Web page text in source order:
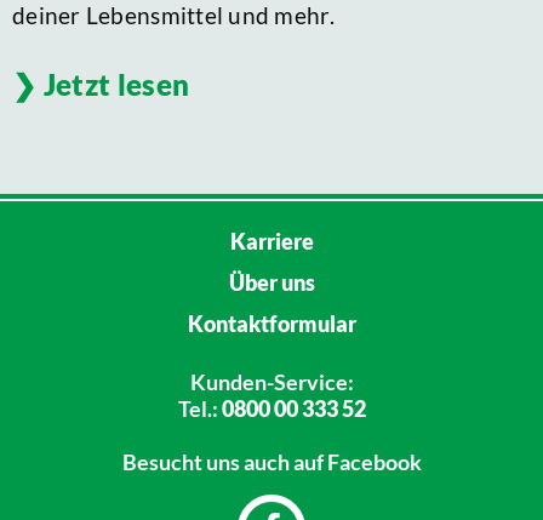
deiner Lebensmittel und mehr.
Jetzt lesen
Karriere
Über uns
Kontaktformular
Kunden-Service:
Tel.:0800 00 333 52
Besucht unsauch auf Facebook